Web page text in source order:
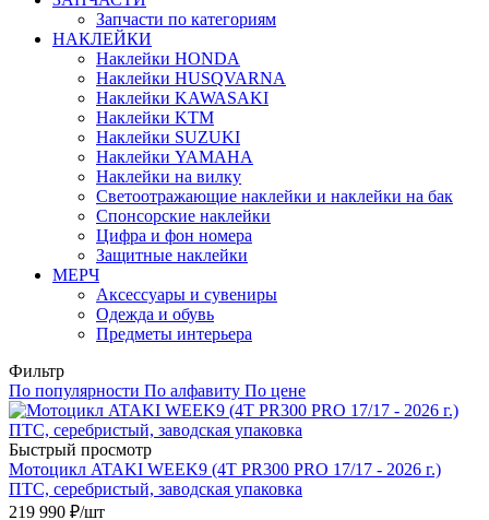
Запчасти по категориям
НАКЛЕЙКИ
Наклейки HONDA
Наклейки HUSQVARNA
Наклейки KAWASAKI
Наклейки KTM
Наклейки SUZUKI
Наклейки YAMAHA
Наклейки на вилку
Светоотражающие наклейки и наклейки на бак
Спонсорские наклейки
Цифра и фон номера
Защитные наклейки
МЕРЧ
Аксессуары и сувениры
Одежда и обувь
Предметы интерьера
Фильтр
По популярности По алфавиту По цене
Быстрый просмотр
Мотоцикл ATAKI WEEK9 (4T PR300 PRO 17/17 - 2026 г.)
ПТС, серебристый, заводская упаковка
219 990 ₽/шт